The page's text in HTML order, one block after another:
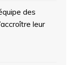
des
leur